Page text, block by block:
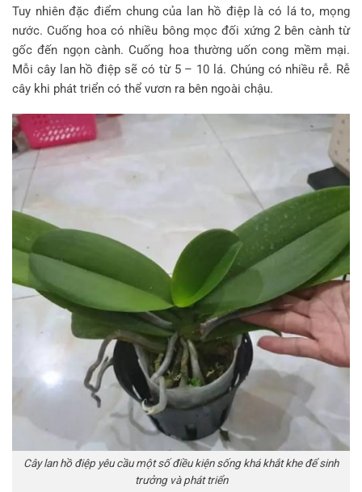
Tuy nhiên đặc điểm chung của lan hồ điệp là có lá to, mọng
nước. Cuống hoa có nhiều bông mọc đối xứng 2 bên cành từ
gốc đến ngọn cành. Cuống hoa thường uốn cong mềm mại.
Mỗi cây lan hồ điệp sẽ có từ 5 – 10 lá. Chúng có nhiều rễ. Rễ
cây khi phát triển có thể vươn ra bên ngoài chậu.
Cây lan hồ điệp yêu cầu một số điều kiện sống khá khắt khe để sinh
trưởng và phát triển